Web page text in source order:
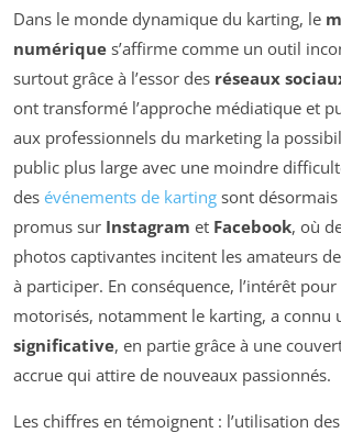
Dans le monde dynamique du karting, le
numérique s’affirme comme un outil
surtout grâce à l’essor des réseaux
ont transformé l’approche médiatique et
aux professionnels du marketing la
public plus large avec une moindre
des événements de karting sont
promus sur Instagram et Facebook, où
photos captivantes incitent les amateurs
à participer. En conséquence, l’intérêt
motorisés, notamment le karting, a connu
significative, en partie grâce à une
accrue qui attire de nouveaux passionnés.
Les chiffres en témoignent : l’utilisation